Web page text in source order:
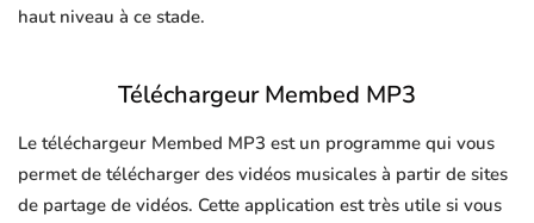
haut niveau à ce stade.
Téléchargeur Membed MP3
Le téléchargeur Membed MP3 est un programme qui vous
permet de télécharger des vidéos musicales à partir de sites
de partage de vidéos. Cette application est très utile si vous